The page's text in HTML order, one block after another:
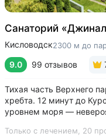
Санаторий
Кисловодск2300 м до
9.0 99 отзывов
Тихая часть Верхнего
хребта. 12 минут до
уровнем моря ­—
расположены лучшие
Только с лечением, 20